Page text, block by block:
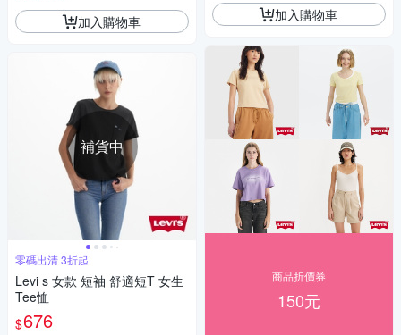
加入購物車
補貨中
零碼出清 3折起
Levi s 女款 短袖 舒適短T 女生
Tee恤
$676
加入購物車
商品折價券
150元